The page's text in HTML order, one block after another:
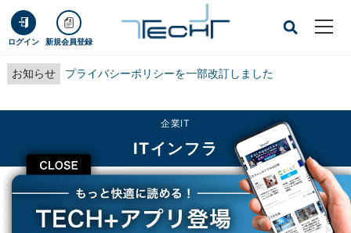
ログイン 新規会員登録
お知らせ プライバシーポリシーを一部改訂しました
CLOSE
企業IT
ITインフラ
TECH+ 企業IT
ITインフラ
富士通、ローカル5Gを活用したデータセンターの運用自動化に向けた実証実験